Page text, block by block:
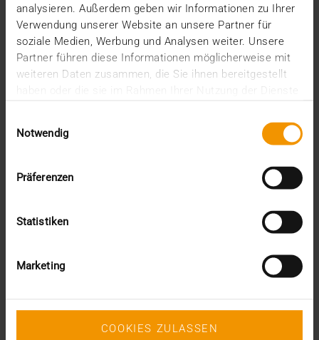
analysieren. Außerdem geben wir Informationen zu Ihrer
Verwendung unserer Website an unsere Partner für
soziale Medien, Werbung und Analysen weiter. Unsere
Partner führen diese Informationen möglicherweise mit
weiteren Daten zusammen, die Sie ihnen bereitgestellt
Notwendig
Präferenzen
Statistiken
Marketing
COOKIES ZULASSEN
VISUS HEALTH IT
MEHR ERFAHREN